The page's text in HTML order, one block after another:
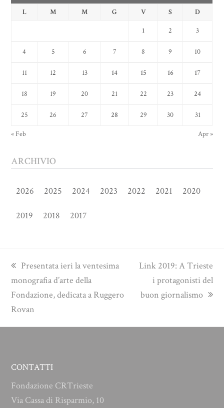
L M M G V S D
1 2 3
4 5 6 7 8 9 10
11 12 13 14 15 16 17
18 19 20 21 22 23 24
25 26 27 28 29 30 31
« Feb Apr »
ARCHIVIO
2026 2025 2024 2023 2022 2021 2020
2019 2018 2017
previous
post:
Presentata ieri la ventesima
monografia d’arte della
Fondazione, dedicata a Ruggero
Rovan
next
post:
Link 2019: A Trieste
i protagonisti del
buon giornalismo
CONTATTI
Fondazione CRTrieste
Via Cassa di Risparmio, 10